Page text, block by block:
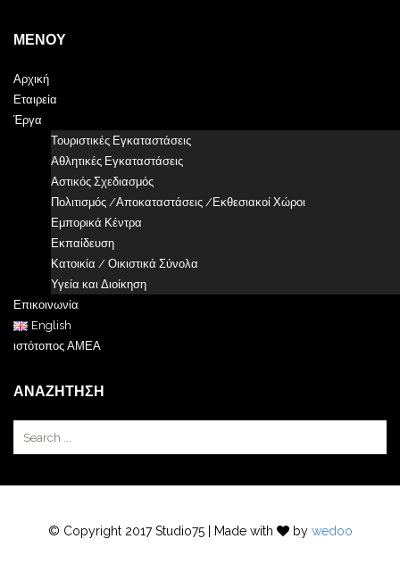
ΜΕΝΟΎ
Αρχική
Εταιρεία
Έργα
Τουριστικές Εγκαταστάσεις
Αθλητικές Εγκαταστάσεις
Αστικός Σχεδιασμός
Πολιτισμός /Αποκαταστάσεις /Εκθεσιακοί Χώροι
Εμπορικά Κέντρα
Εκπαίδευση
Κατοικία / Οικιστικά Σύνολα
Υγεία και Διοίκηση
Επικοινωνία
English
ιστότοπος ΑΜΕΑ
ΑΝΑΖΉΤΗΣΗ
© Copyright 2017 Studio75 | Made with by wedoo